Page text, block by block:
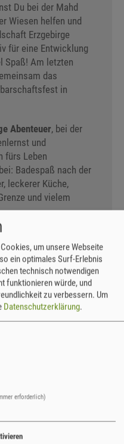
Du bei der Mahd
Wiesen helfen und
Erzgebirge
für eine Entwicklung
Spaß! Am letzten
das
in
Abenteuer, bei der
und
fürs Leben
Badespaß nach der
leckerer Küche,
und vielem
Bergwiesen und
mit Motorsense und
mit Gabel
Geschichte der
Lebenswege in
Liga Osterzgebirge
Matratzenboden
Schlafsack
Berghütte »U
4- bis 6-Bett-Zimmer
um unsere Webseite
ein optimales Surf-Erlebnis
technisch notwendigen
funktionieren würde, und
zu verbessern. Um
Datenschutzerklärung.
erforderlich)